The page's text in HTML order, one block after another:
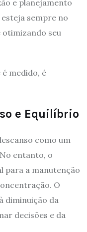
e planejamento
sempre no
seu
é medido, é
e Equilíbrio
como um
entanto, o
para a manutenção
O
diminuição da
decisões e da